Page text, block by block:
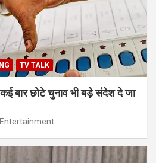
TV TALK
बार छोटे चुनाव भी बड़े संदेश दे जा